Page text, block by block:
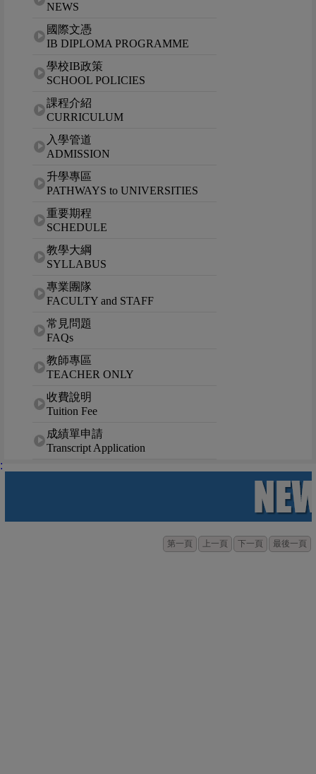
NEWS
國際文憑
IB DIPLOMA PROGRAMME
學校IB政策
SCHOOL POLICIES
課程介紹
CURRICULUM
入學管道
ADMISSION
升學專區
PATHWAYS to UNIVERSITIES
重要期程
SCHEDULE
教學大綱
SYLLABUS
專業團隊
FACULTY and STAFF
常見問題
FAQs
教師專區
TEACHER ONLY
收費說明
Tuition Fee
成績單申請
Transcript Application
第一頁 上一頁 下一頁 最後一頁